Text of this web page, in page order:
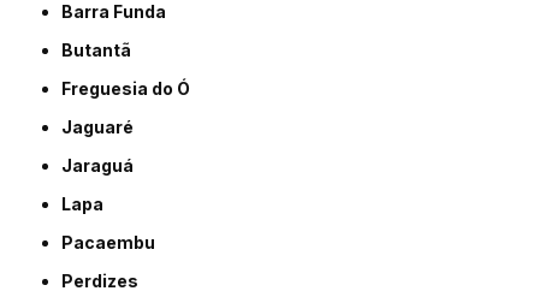
Barra Funda
Butantã
Freguesia do Ó
Jaguaré
Jaraguá
Lapa
Pacaembu
Perdizes